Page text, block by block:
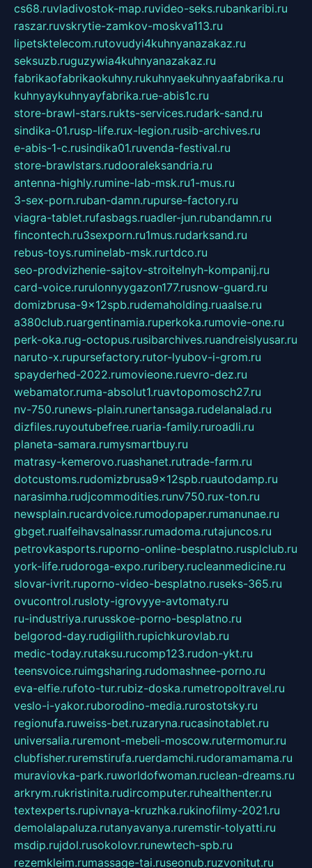
cs68.ruvladivostok-map.ruvideo-seks.rubankaribi.ru
raszar.ruvskrytie-zamkov-moskva113.ru
lipetsktelecom.rutovudyi4kuhnyanazakaz.ru
seksuzb.ruguzywia4kuhnyanazakaz.ru
fabrikaofabrikaokuhny.rukuhnyaekuhnyaafabrika.ru
kuhnyaykuhnyayfabrika.rue-abis1c.ru
store-brawl-stars.rukts-services.rudark-sand.ru
sindika-01.rusp-life.rux-legion.rusib-archives.ru
e-abis-1-c.rusindika01.ruvenda-festival.ru
store-brawlstars.rudooraleksandria.ru
antenna-highly.rumine-lab-msk.ru1-mus.ru
3-sex-porn.ruban-damn.rupurse-factory.ru
viagra-tablet.rufasbags.ruadler-jun.rubandamn.ru
fincontech.ru3sexporn.ru1mus.rudarksand.ru
rebus-toys.ruminelab-msk.rurtdco.ru
seo-prodvizhenie-sajtov-stroitelnyh-kompanij.ru
card-voice.rurulonnyygazon177.rusnow-guard.ru
domizbrusa-9x12spb.rudemaholding.ruaalse.ru
a380club.ruargentinamia.ruperkoka.rumovie-one.ru
perk-oka.rug-octopus.rusibarchives.ruandreislyusar.ru
naruto-x.rupursefactory.rutor-lyubov-i-grom.ru
spayderhed-2022.rumovieone.ruevro-dez.ru
webamator.ruma-absolut1.ruavtopomosch27.ru
nv-750.runews-plain.runertansaga.rudelanalad.ru
dizfiles.ruyoutubefree.ruaria-family.ruroadli.ru
planeta-samara.rumysmartbuy.ru
matrasy-kemerovo.ruashanet.rutrade-farm.ru
dotcustoms.rudomizbrusa9x12spb.ruautodamp.ru
narasimha.rudjcommodities.runv750.rux-ton.ru
newsplain.rucardvoice.rumodopaper.rumanunae.ru
gbget.rualfeihavsalnassr.rumadoma.rutajuncos.ru
petrovkasports.ruporno-online-besplatno.rusplclub.ru
york-life.rudoroga-expo.ruribery.rucleanmedicine.ru
slovar-ivrit.ruporno-video-besplatno.ruseks-365.ru
ovucontrol.rusloty-igrovyye-avtomaty.ru
ru-industriya.rurusskoe-porno-besplatno.ru
belgorod-day.rudigilith.rupichkurovlab.ru
medic-today.rutaksu.rucomp123.rudon-ykt.ru
teensvoice.ruimgsharing.rudomashnee-porno.ru
eva-elfie.rufoto-tur.rubiz-doska.rumetropoltravel.ru
veslo-i-yakor.ruborodino-media.rurostotsky.ru
regionufa.ruweiss-bet.ruzaryna.rucasinotablet.ru
universalia.ruremont-mebeli-moscow.rutermomur.ru
clubfisher.ruremstirufa.ruerdamchi.rudoramamama.ru
muraviovka-park.ruworldofwoman.ruclean-dreams.ru
arkrym.rukristinita.rudircomputer.ruhealthenter.ru
textexperts.rupivnaya-kruzhka.rukinofilmy-2021.ru
demolalapaluza.rutanyavanya.ruremstir-tolyatti.ru
msdip.rujdol.rusokolovr.runewtech-spb.ru
rezemkleim.rumassage-tai.ruseonub.ruzvonitut.ru